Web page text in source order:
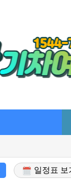
일정표 보